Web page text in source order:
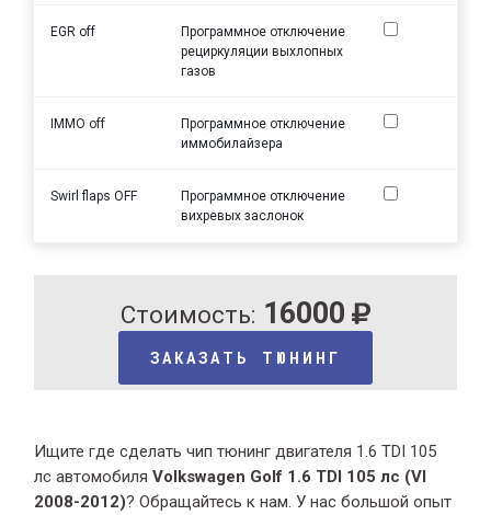
EGR off
Программное отключение
рециркуляции выхлопных
газов
IMMO off
Программное отключение
иммобилайзера
Swirl flaps OFF
Программное отключение
вихревых заслонок
Стоимость: 16000
ЗАКАЗАТЬ ТЮНИНГ
Ищите где сделать чип тюнинг двигателя 1.6 TDI 105
лс автомобиляVolkswagen Golf 1.6 TDI 105 лс (VI
2008-2012)? Обращайтесь к нам. У нас большой опыт